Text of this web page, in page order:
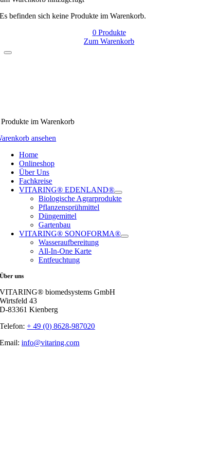
Es befinden sich keine Produkte im Warenkorb.
0Produkte
Zum Warenkorb
im Warenkorb
ansehen
Home
Onlineshop
Über Uns
Fachkreise
VITARING® EDENLAND®
Biologische Agrarprodukte
Pflanzensprühmittel
Düngemittel
Gartenbau
VITARING® SONOFORMA®
Wasseraufbereitung
All-In-One Karte
Entfeuchtung
Über uns
VITARING® biomedsystems GmbH
Wirtsfeld 43
D-83361 Kienberg
Telefon:+ 49 (0) 8628-987020
Email:info@vitaring.com